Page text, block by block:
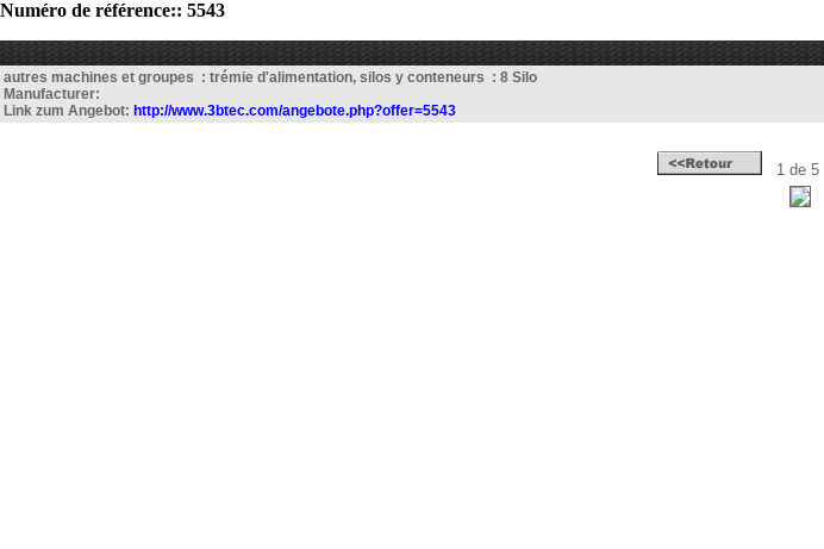
Numéro de référence:: 5543
autres machines et groupes : trémie d'alimentation, silos y conteneurs : 8 Silo
Manufacturer:
Link zum Angebot: http://www.3btec.com/angebote.php?offer=5543
1 de